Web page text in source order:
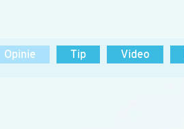
Opinie Tip Video